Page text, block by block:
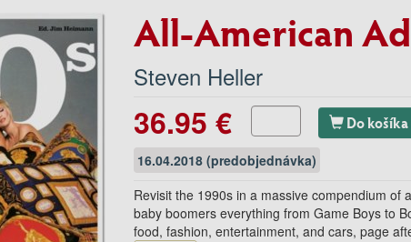
All-American
Steven Heller
36.95 €
16.04.2018 (predobjednávka)
Revisit the 1990s in a massive compendium of
baby boomers everything from Game Boys to
food, fashion, entertainment, and cars, page